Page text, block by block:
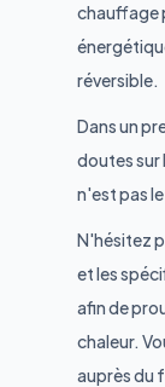
chauffage
réversible.
Dans un
doutes sur
n'est pas
N'hésitez
et les
afin de
chaleur.
auprès du